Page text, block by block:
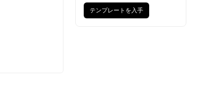
テンプレートを入手テンプレートを入手